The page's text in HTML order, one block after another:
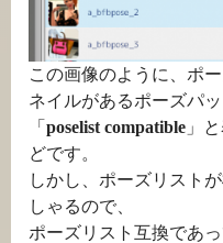
この画像のように、ポ
ネイルがあるポーズパ
「 poselist compatible 」
どです。
しかし、ポーズリスト
しゃるので、
ポーズリスト互換であ